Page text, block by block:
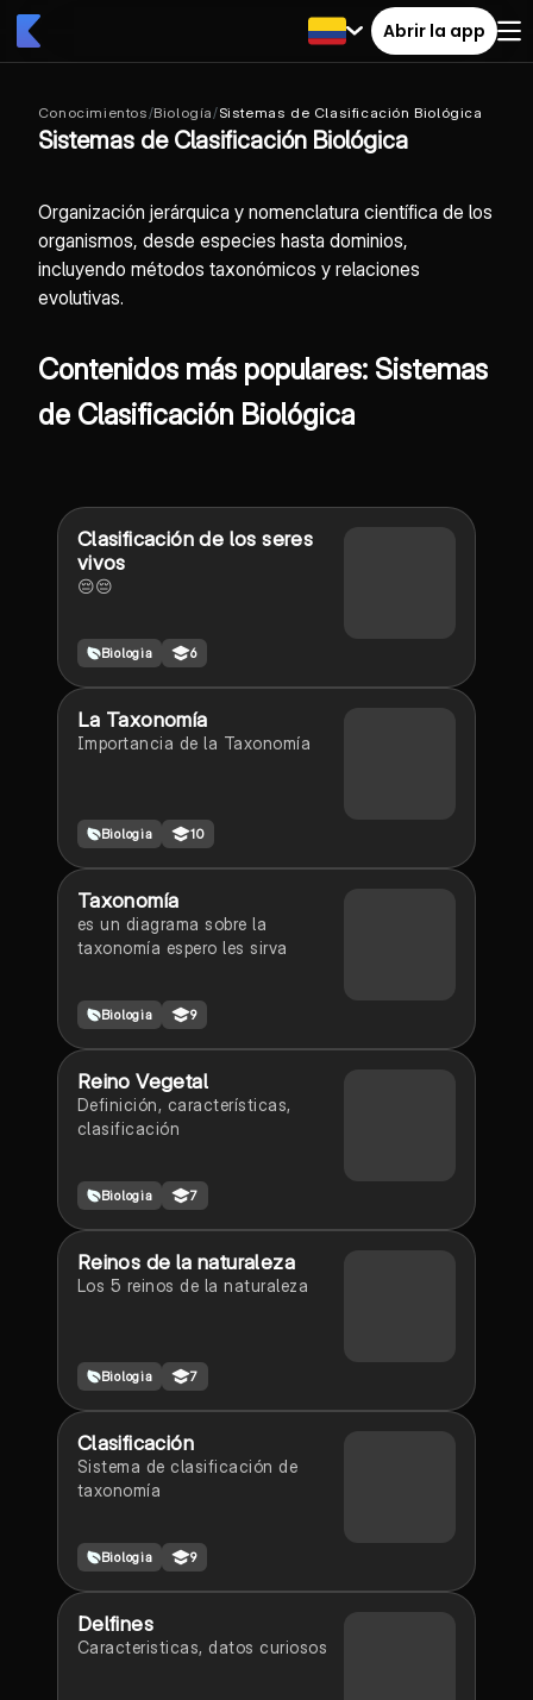
Abrir la app
Conocimientos/Biología/Sistemas de Clasificación Biológica
Sistemas de Clasificación Biológica
Organización jerárquica y nomenclatura científica de los
organismos, desde especies hasta dominios,
incluyendo métodos taxonómicos y relaciones
evolutivas.
Contenidos más populares: Sistemas
de Clasificación Biológica
Clasificación de los seres
vivos
😔😔
Biologia 6
La Taxonomía
Importancia de la Taxonomía
Biologia 10
Taxonomía
es un diagrama sobre la
taxonomía espero les sirva
Biologia 9
Reino Vegetal
Definición, características,
clasificación
Biologia 7
Reinos de la naturaleza
Los 5 reinos de la naturaleza
Biologia 7
Clasificación
Sistema de clasificación de
taxonomía
Biologia 9
Delfines
Caracteristicas, datos curiosos